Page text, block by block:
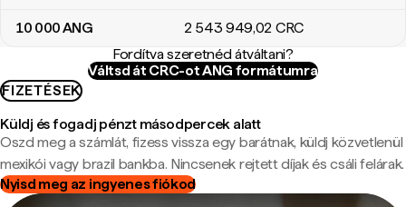
10 000ANG 2 543 949,02 CRC
Fordítva szeretnéd átváltani?
Váltsd át CRC-ot ANG formátumra
FIZETÉSEK
Küldj és fogadj pénzt másodpercek alatt
Oszd meg a számlát, fizess vissza egy barátnak, küldj közvetlenül
mexikói vagy brazil bankba. Nincsenek rejtett díjak és csáli felárak.
Nyisd meg az ingyenes fiókod